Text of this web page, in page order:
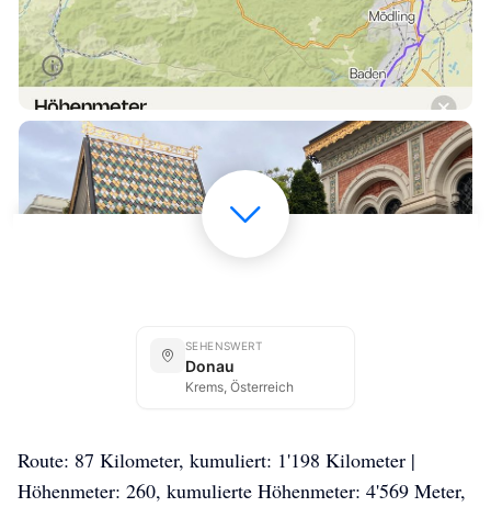
SEHENSWERT
Donau
Krems, Österreich
Route: 87 Kilometer, kumuliert: 1'198 Kilometer |
Höhenmeter: 260, kumulierte Höhenmeter: 4'569 Meter,